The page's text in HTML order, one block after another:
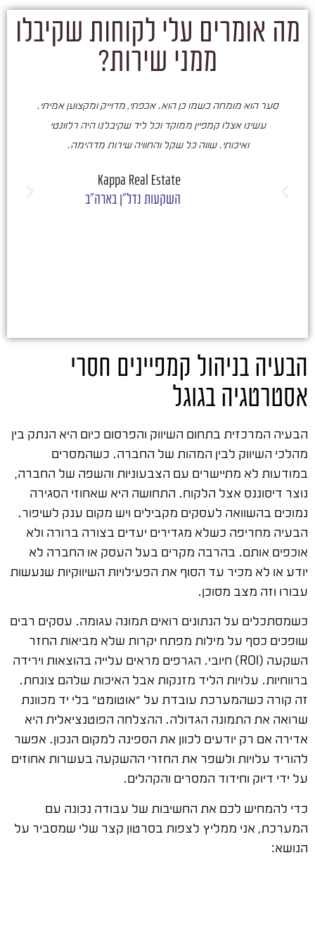
מה אומרים עלי לקוחות שקיבלו
ממני שירות?
סער הוא מומחה כשמו כן הוא. אכפתי, מדוייק ומקצוען אמיתי.
עשינו אצלו קמפיין ממוקד וכל ליד שקיבלנו היה רלוונטי
ואיכותי. שווה כל שקל והחוויה שירות מדהימה.
Kappa Real Estate
השקעות נדל"ן בארה"ב
הבעיה בניהול קמפיינים חסרי
אסטרטגיה בגוגל
הבעיה המרכזית בתחום השיווק והפרסום כיום היא הנתק בין
מהלכי השיווק לבין המהות של החברה. כשהמסרים
במודעות לא מתיישרים עם הצבעוניות והשפה של החברה,
נוצר דיסוננס אצל הלקוח. התחושה היא שאחוזי הסגירה
נמוכים בהשוואה לעסקים מקבילים ויש מקום ענק לשיפור.
הבעיה מחריפה כשלא מגדירים יעדים בצורה ברורה ולא
אוכפים אותם. בהרבה מקרים בעל העסק או החברה לא
יודע או לא מכיר עד הסוף את הפעילויות השיווקיות שנעשות
עבורו וזה מצב מסוכן.
כשמסתכלים על הנתונים רואים תמונה עגומה. עסקים רבים
שופכים כסף על מילות מפתח יקרות שלא מביאות החזר
השקעה (ROI) חיובי. הגרפים מראים עלייה בהוצאות וירידה
ברווחיות. עלויות הליד מזנקות אבל האיכות שלהם צונחת.
זה קורה כשהמערכת עובדת על "אוטומט" בלי יד מכוונת
שרואה את התמונה הגדולה. ההצלחה הפוטנציאלית היא
אדירה אם רק יודעים לכוון את הספינה למקום הנכון. אפשר
להוריד עלויות ולשפר את החזרי ההשקעה בעשרות אחוזים
על ידי דיוק וחידוד המסרים והקהלים.
כדי להמחיש לכם את החשיבות של עבודה נכונה עם
המערכת, אני ממליץ לצפות בסרטון קצר שלי שמסביר על
הנושא: